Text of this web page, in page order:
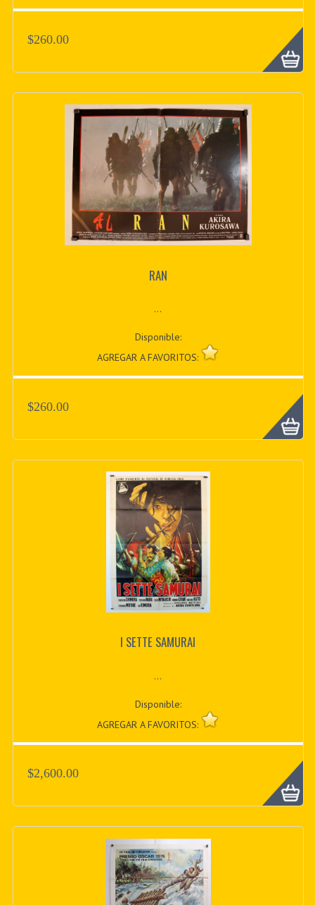
$260.00
RAN
...
Disponible:
AGREGAR A FAVORITOS:
$260.00
I SETTE SAMURAI
...
Disponible:
AGREGAR A FAVORITOS:
$2,600.00